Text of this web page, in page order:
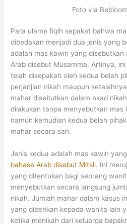
Foto via
Para ulama fiqih sepakat bahwa
dibedakan menjadi dua jenis yang
adalah mas kawin yang
Arab disebut Musamma. Artinya,
telah disepakati oleh kedua belah
perjanjian nikah maupun
mahar disebutkan dalam akad
dilakukan tanpa menyebutkan mas
namun kemudian kedua belah
mahar secara sah.
Jenis kedua adalah mas kawin
bahasa Arab disebut Mitsil. Ini
yang ditentukan bagi seorang
menyebutkan secara langsung
nikah. Jumlah mahar dalam kasus
yang diberikan kepada wanita lain
ketika menikah dari keluarga